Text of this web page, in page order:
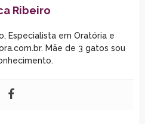
Ribeiro
Especialista em Oratória e
Mãe de 3 gatos sou